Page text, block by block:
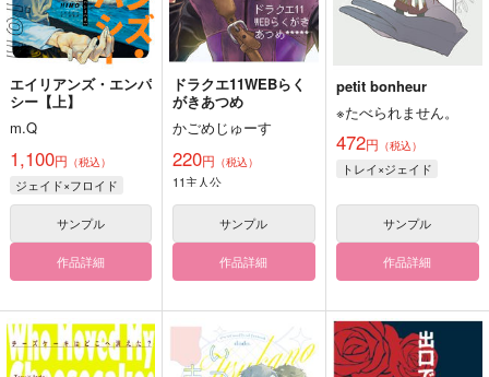
エイリアンズ・エンパ
シー【上】
m.Q
1,100円 （税込）
ジェイド×フロイド
サンプル
作品詳細
ドラクエ11WEBらく
がきあつめ
かごめじゅーす
220円 （税込）
11主人公
サンプル
作品詳細
petit bonheur
※たべられません。
472円 （税込）
トレイ×ジェイド
サンプル
作品詳細